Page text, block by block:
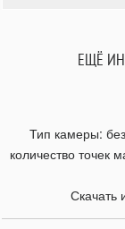
ЕЩЁ
Тип камеры:
количество точек
Скачать